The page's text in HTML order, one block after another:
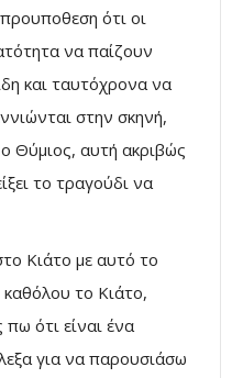
προυποθεση ότι οι
να παίζουν
και ταυτόχρονα να
στην σκηνή,
Θύμιος, αυτή ακριβώς
το τραγούδι να
Κιάτο με αυτό το
το Κιάτο,
ότι είναι ένα
για να παρουσιάσω